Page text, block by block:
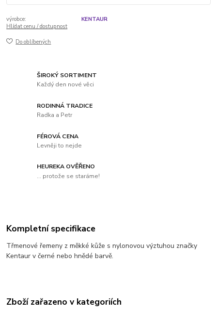
výrobce:
KENTAUR
Hlídat cenu / dostupnost
Do oblíbených
ŠIROKÝ SORTIMENT
Každý den nové věci
RODINNÁ TRADICE
Radka a Petr
FÉROVÁ CENA
Levněji to nejde
HEUREKA OVĚŘENO
... protože se staráme!
Kompletní specifikace
Třmenové řemeny z měkké kůže s nylonovou výztuhou značky
Kentaur v černé nebo hnědé barvě.
Zboží zařazeno v kategoriích